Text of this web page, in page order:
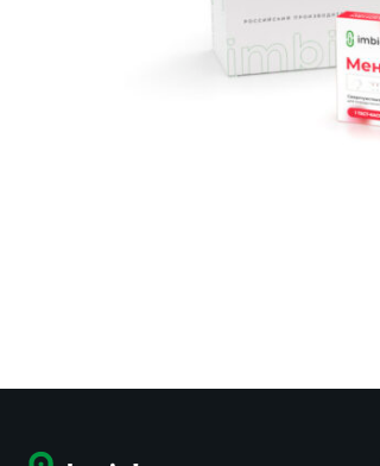
Транспортировка: